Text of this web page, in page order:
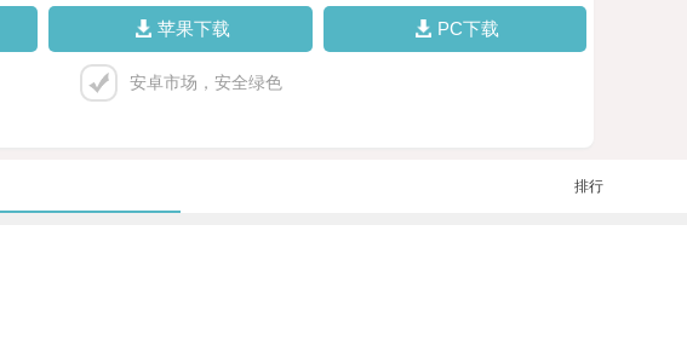
苹果下载 PC下载
安卓市场，安全绿色
排行